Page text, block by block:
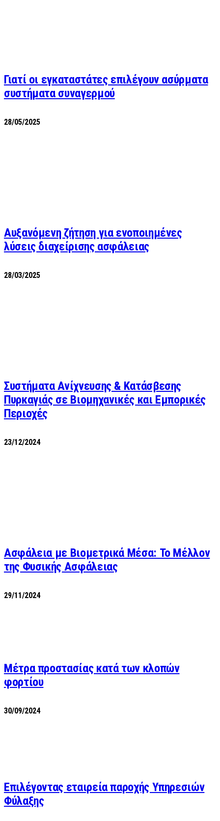
Γιατί οι εγκαταστάτες επιλέγουν ασύρματα
συστήματα συναγερμού
28/05/2025
Αυξανόμενη ζήτηση για ενοποιημένες
λύσεις διαχείρισης ασφάλειας
28/03/2025
Συστήματα Ανίχνευσης & Κατάσβεσης
Πυρκαγιάς σε Βιομηχανικές και Εμπορικές
Περιοχές
23/12/2024
Ασφάλεια με Βιομετρικά Μέσα: Το Μέλλον
της Φυσικής Ασφάλειας
29/11/2024
Μέτρα προστασίας κατά των κλοπών
φορτίου
30/09/2024
Επιλέγοντας εταιρεία παροχής Υπηρεσιών
Φύλαξης